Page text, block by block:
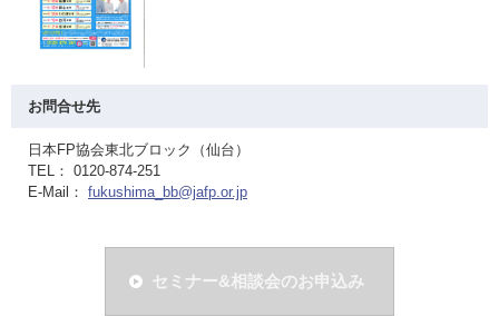
お問合せ先
日本FP協会東北ブロック（仙台）
TEL： 0120-874-251
E-Mail： fukushima_bb@jafp.or.jp
セミナー&相談会のお申込み